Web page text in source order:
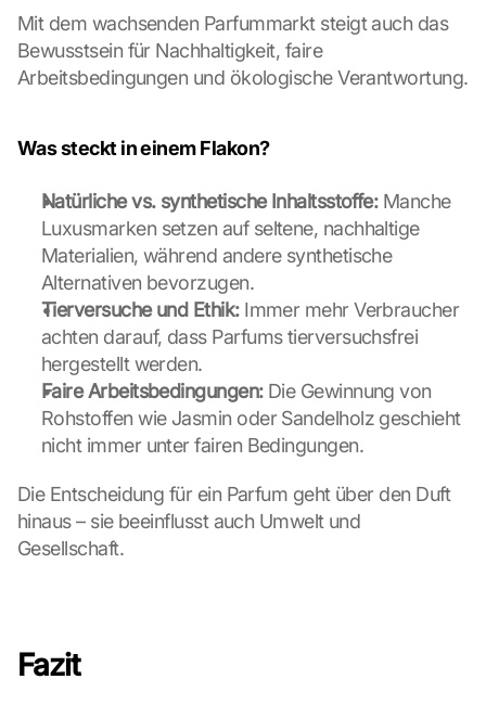
Mit dem wachsenden Parfummarkt steigt auch das
Bewusstsein für Nachhaltigkeit, faire
Arbeitsbedingungen und ökologische Verantwortung.
Was steckt in einem Flakon?
Natürliche vs. synthetische Inhaltsstoffe: Manche
Luxusmarken setzen auf seltene, nachhaltige
Materialien, während andere synthetische
Alternativen bevorzugen.
Tierversuche und Ethik: Immer mehr Verbraucher
achten darauf, dass Parfums tierversuchsfrei
hergestellt werden.
Faire Arbeitsbedingungen: Die Gewinnung von
Rohstoffen wie Jasmin oder Sandelholz geschieht
nicht immer unter fairen Bedingungen.
Die Entscheidung für ein Parfum geht über den Duft
hinaus – sie beeinflusst auch Umwelt und
Gesellschaft.
Fazit
o
g
l
b
r
r
a
g
e
n
u
n
d
C
o
k
i
s